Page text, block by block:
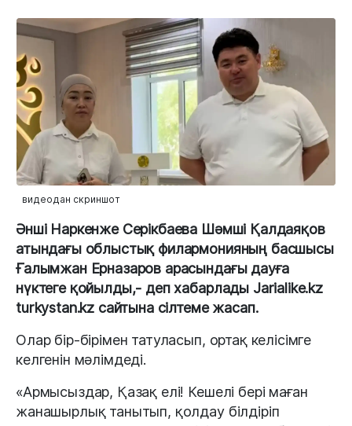
видеодан скриншот
Әнші Наркенже Серікбаева Шәмші Қалдаяқов
атындағы облыстық филармонияның басшысы
Ғалымжан Ерназаров арасындағы дауға
нүктеге қойылды,- деп хабарлады Jarialike.kz
turkystan.kz сайтына сілтеме жасап.
Олар бір-бірімен татуласып, ортақ келісімге
келгенін мәлімдеді.
«Армысыздар, Қазақ елі! Кешелі бері маған
жанашырлық танытып, қолдау білдіріп